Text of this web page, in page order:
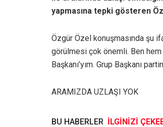
yapmasına tepki gösteren
Özgür Özel konuşmasında şu
görülmesi çok önemli. Ben hem
Başkanı’yım. Grup Başkanı
ARAMIZDA UZLAŞI YOK
BU HABERLER İLGİNİZİ